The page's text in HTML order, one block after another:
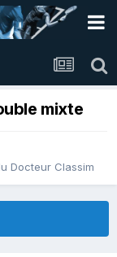
mixte
Docteur Classim